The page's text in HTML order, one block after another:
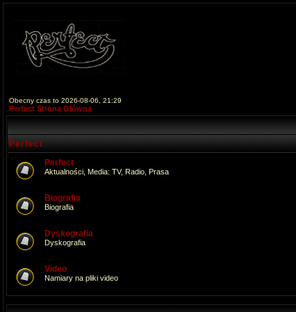
Obecny czas to 2026-08-06, 21:29
Perfect Strona Główna
Perfect
Perfect
Aktualności, Media: TV, Radio, Prasa
Biografia
Biografia
Dyskografia
Dyskografia
Video
Namiary na pliki video